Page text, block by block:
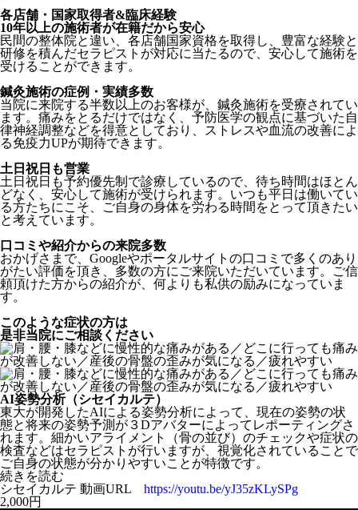
各店舗・国家取得者&臨床経験
10年以上の施術者が在籍だから安心
民間の整体院と違い、各店舗国家資格を取得し、豊富な経験と
研修を積んだセラピストが対応に当たるので、安心して施術を
受けることができます。
鍼灸施術の症例・実績多数
当院に来院する半数以上のお客様が、鍼灸施術を受療されてい
ます。痛みをとるだけではなく、予防医学の観点に基づいた自
律神経調整などを得意としており、ストレスや血流の改善によ
る免疫力UPが期待できます。
土日祝日も営業
土日祝日も予約優先制で診療しているので、待ち時間はほとん
どなく、安心して施術が受けられます。いつも平日は働いてい
る方たちにこそ、ご自身の身体を労わる時間をとって頂きたい
と考えています。
口コミや紹介からの来院多数
おかげさまで、Googleやポータルサイトの口コミで多くのあり
がたい評価を頂き、多数の方にご来院いただいています。ご信
頼頂けた方からの紹介が、何よりも私供の励みになっていま
す。
このような症状の方は
是非当院にご相談ください
AI姿勢分析（シセイカルテ）
東大が開発したAIによる姿勢分析によって、現在の姿勢の状
態と将来の姿勢予測が３Dアバターによってレポーティングさ
れます。細かいアライメント（骨の並び）のチェックや症状の
検査などはセラピストが行いますが、視覚化されていることで
ご自身の状態が分かりやすいことが特徴です。
続きを読む
シセイカルテ 動画URL https://youtu.be/yJ35zKLySPg
2,000円